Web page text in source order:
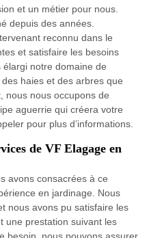
et un métier pour nous.
depuis des années.
reconnu dans le
et satisfaire les besoins
notre domaine de
haies et des arbres que
nous nous occupons de
aguerrie qui créera votre
pour plus d’informations.
de VF Elagage en
avons consacrées à ce
en jardinage. Nous
nous avons pu satisfaire les
une prestation suivant les